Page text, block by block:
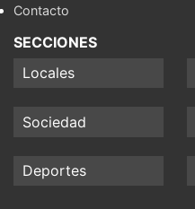
Contacto
SECCIONES
Locales
Sociedad
Deportes